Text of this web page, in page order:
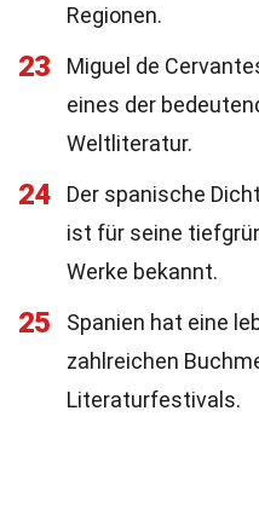
Regionen.
23
Miguel de
eines der
Weltliteratur.
24
Der spanische
ist für seine
Werke bekannt.
25
Spanien hat eine
zahlreichen
Literaturfestivals.